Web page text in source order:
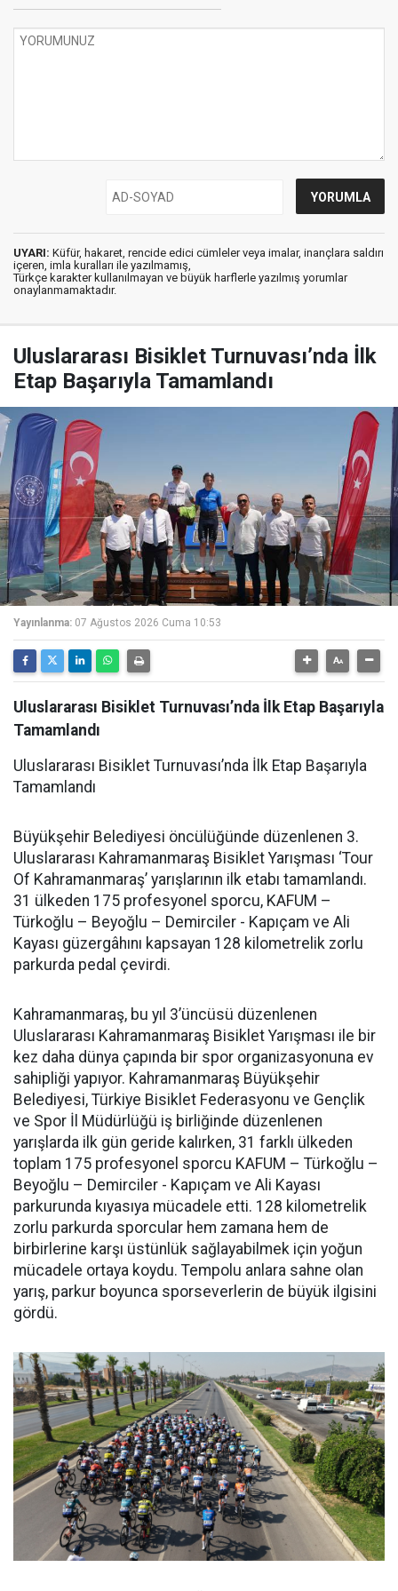
UYARI: Küfür, hakaret, rencide edici cümleler veya imalar, inançlara saldırı
içeren, imla kuralları ile yazılmamış,
Türkçe karakter kullanılmayan ve büyük harflerle yazılmış yorumlar
onaylanmamaktadır.
Uluslararası Bisiklet Turnuvası’nda İlk
Etap Başarıyla Tamamlandı
Yayınlanma: 07 Ağustos 2026 Cuma 10:53
Uluslararası Bisiklet Turnuvası’nda İlk Etap Başarıyla
Tamamlandı
Uluslararası Bisiklet Turnuvası’nda İlk Etap Başarıyla
Tamamlandı
Büyükşehir Belediyesi öncülüğünde düzenlenen 3.
Uluslararası Kahramanmaraş Bisiklet Yarışması ‘Tour
Of Kahramanmaraş’ yarışlarının ilk etabı tamamlandı.
31 ülkeden 175 profesyonel sporcu, KAFUM –
Türkoğlu – Beyoğlu – Demirciler - Kapıçam ve Ali
Kayası güzergâhını kapsayan 128 kilometrelik zorlu
parkurda pedal çevirdi.
Kahramanmaraş, bu yıl 3’üncüsü düzenlenen
Uluslararası Kahramanmaraş Bisiklet Yarışması ile bir
kez daha dünya çapında bir spor organizasyonuna ev
sahipliği yapıyor. Kahramanmaraş Büyükşehir
Belediyesi, Türkiye Bisiklet Federasyonu ve Gençlik
ve Spor İl Müdürlüğü iş birliğinde düzenlenen
yarışlarda ilk gün geride kalırken, 31 farklı ülkeden
toplam 175 profesyonel sporcu KAFUM – Türkoğlu –
Beyoğlu – Demirciler - Kapıçam ve Ali Kayası
parkurunda kıyasıya mücadele etti. 128 kilometrelik
zorlu parkurda sporcular hem zamana hem de
birbirlerine karşı üstünlük sağlayabilmek için yoğun
mücadele ortaya koydu. Tempolu anlara sahne olan
yarış, parkur boyunca sporseverlerin de büyük ilgisini
gördü.